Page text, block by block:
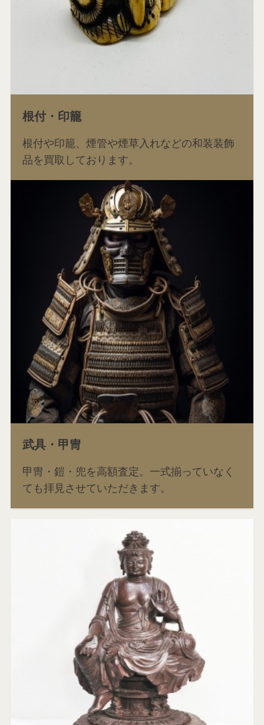
根付・印籠
根付や印籠、煙管や煙草入れなどの和装装飾
品を買取しております。
武具・甲冑
甲冑・鎧・兜を高額査定。一式揃っていなく
ても拝見させていただきます。